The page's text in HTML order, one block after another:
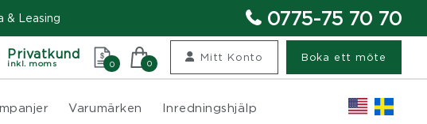
& Leasing 0775-75 70 70
Privatkund
inkl. moms 0 0
Mitt Konto Boka ett möte
Varumärken Inredningshjälp